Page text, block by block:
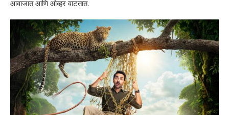
आवाजात आणि ओव्हर वाटतात.